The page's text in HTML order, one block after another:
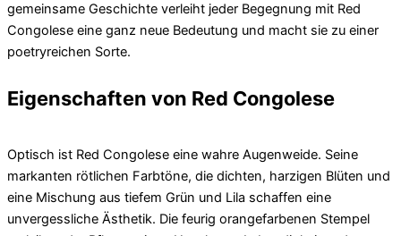
gemeinsame Geschichte verleiht jeder Begegnung mit Red
Congolese eine ganz neue Bedeutung und macht sie zu einer
poetryreichen Sorte.
Eigenschaften von Red Congolese
Optisch ist Red Congolese eine wahre Augenweide. Seine
markanten rötlichen Farbtöne, die dichten, harzigen Blüten und
eine Mischung aus tiefem Grün und Lila schaffen eine
unvergessliche Ästhetik. Die feurig orangefarbenen Stempel